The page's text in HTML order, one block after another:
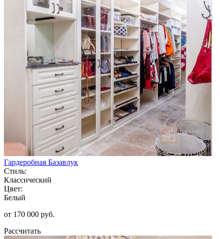
Гардеробная Базавлук
Стиль:
Классический
Цвет:
Белый
от 170 000 руб.
Рассчитать